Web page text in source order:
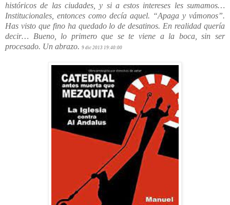
históricos de las ciudades, y si a estos intereses les sumamos…
Institucionales, entonces como decía aquel. “Apaga y vámonos”.
Has visto que fino ha quedado lo de desatinos. En realidad quería
decir… Bueno, lo primero que se te viene a la boca, sin ser
procesado. Un abrazo. 9 dic 2013 19:40:00